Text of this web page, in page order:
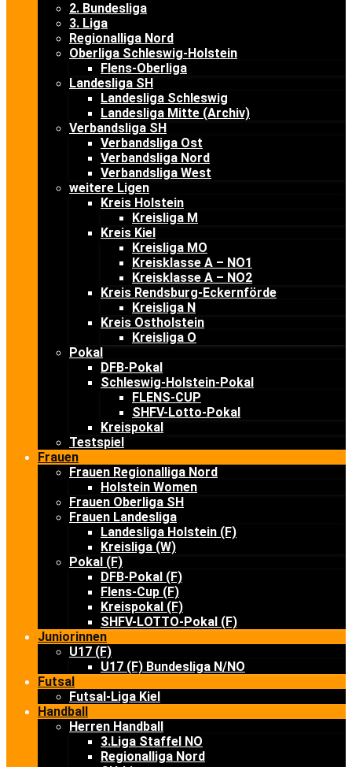
2. Bundesliga
3. Liga
Regionalliga Nord
Oberliga Schleswig-Holstein
Flens-Oberliga
Landesliga SH
Landesliga Schleswig
Landesliga Mitte (Archiv)
Verbandsliga SH
Verbandsliga Ost
Verbandsliga Nord
Verbandsliga West
weitere Ligen
Kreis Holstein
Kreisliga M
Kreis Kiel
Kreisliga MO
Kreisklasse A – NO1
Kreisklasse A – NO2
Kreis Rendsburg-Eckernförde
Kreisliga N
Kreis Ostholstein
Kreisliga O
Pokal
DFB-Pokal
Schleswig-Holstein-Pokal
FLENS-CUP
SHFV-Lotto-Pokal
Kreispokal
Testspiel
Frauen
Frauen Regionalliga Nord
Holstein Women
Frauen Oberliga SH
Frauen Landesliga
Landesliga Holstein (F)
Kreisliga (W)
Pokal (F)
DFB-Pokal (F)
Flens-Cup (F)
Kreispokal (F)
SHFV-LOTTO-Pokal (F)
Juniorinnen
U17 (F)
U17 (F) Bundesliga N/NO
Futsal
Futsal-Liga Kiel
Handball
Herren Handball
3.Liga Staffel NO
Regionalliga Nord